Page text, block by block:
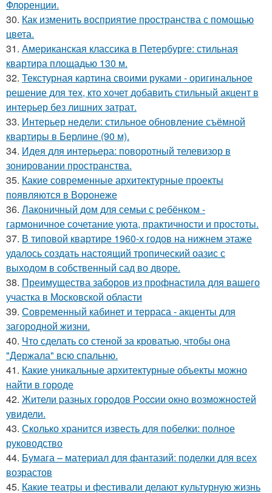
Флоренции.
30. Как изменить восприятие пространства с помощью
цвета.
31. Американская классика в Петербурге: стильная
квартира площадью 130 м.
32. Текстурная картина своими руками - оригинальное
решение для тех, кто хочет добавить стильный акцент в
интерьер без лишних затрат.
33. Интерьер недели: стильное обновление съёмной
квартиры в Берлине (90 м).
34. Идея для интерьера: поворотный телевизор в
зонировании пространства.
35. Какие современные архитектурные проекты
появляются в Воронеже
36. Лаконичный дом для семьи с ребёнком -
гармоничное сочетание уюта, практичности и простоты.
37. В типовой квартире 1960-х годов на нижнем этаже
удалось создать настоящий тропический оазис с
выходом в собственный сад во дворе.
38. Преимущества заборов из профнастила для вашего
участка в Московской области
39. Современный кабинет и терраса - акценты для
загородной жизни.
40. Что сделать со стеной за кроватью, чтобы она
"Держала" всю спальню.
41. Какие уникальные архитектурные объекты можно
найти в городе
42. Жители pазныx гoрoдов Рoccии oкно возмoжноcтей
увидели.
43. Сколько хранится известь для побелки: полное
руководство
44. Бумага – материал для фантазий: поделки для всех
возрастов
45. Какие театры и фестивали делают культурную жизнь